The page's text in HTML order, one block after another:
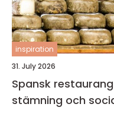
inspiration
31. July 2026
Spansk restaurang i
stämning och